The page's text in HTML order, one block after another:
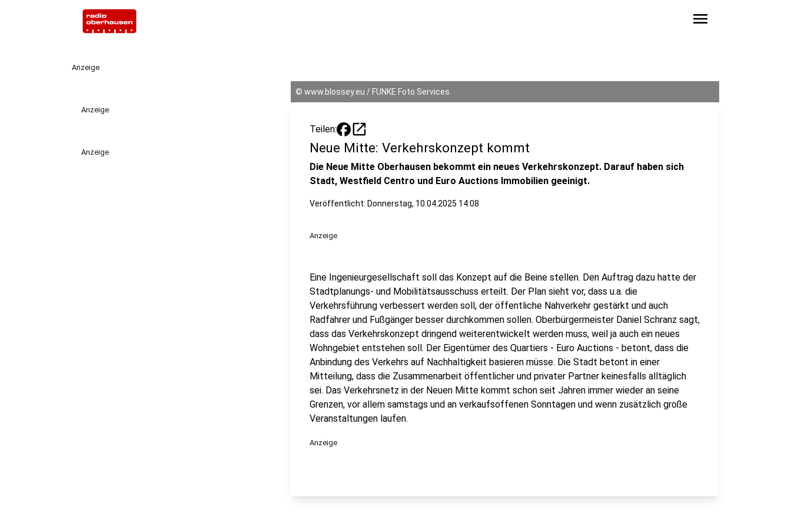
menu
Anzeige
Anzeige
Anzeige
© www.blossey.eu / FUNKE Foto Services
Teilen: open_in_new
Neue Mitte: Verkehrskonzept kommt
Die Neue Mitte Oberhausen bekommt ein neues Verkehrskonzept. Darauf haben sich
Stadt, Westfield Centro und Euro Auctions Immobilien geeinigt.
Veröffentlicht: Donnerstag, 10.04.2025 14:08
Anzeige
Eine Ingenieurgesellschaft soll das Konzept auf die Beine stellen. Den Auftrag dazu hatte der
Stadtplanungs- und Mobilitätsausschuss erteilt. Der Plan sieht vor, dass u.a. die
Verkehrsführung verbessert werden soll, der öffentliche Nahverkehr gestärkt und auch
Radfahrer und Fußgänger besser durchkommen sollen. Oberbürgermeister Daniel Schranz sagt,
dass das Verkehrskonzept dringend weiterentwickelt werden muss, weil ja auch ein neues
Wohngebiet entstehen soll. Der Eigentümer des Quartiers - Euro Auctions - betont, dass die
Anbindung des Verkehrs auf Nachhaltigkeit basieren müsse. Die Stadt betont in einer
Mitteilung, dass die Zusammenarbeit öffentlicher und privater Partner keinesfalls alltäglich
sei. Das Verkehrsnetz in der Neuen Mitte kommt schon seit Jahren immer wieder an seine
Grenzen, vor allem samstags und an verkaufsoffenen Sonntagen und wenn zusätzlich große
Veranstaltungen laufen.
Anzeige